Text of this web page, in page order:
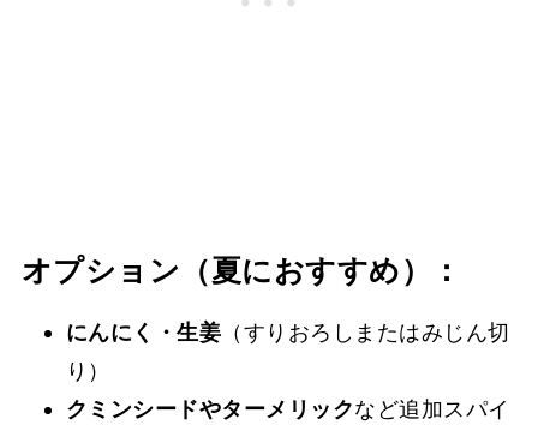
オプション（夏におすすめ） ：
にんにく・生姜 （すりおろしまたはみじん切
り）
クミンシードやターメリックなど追加スパイ